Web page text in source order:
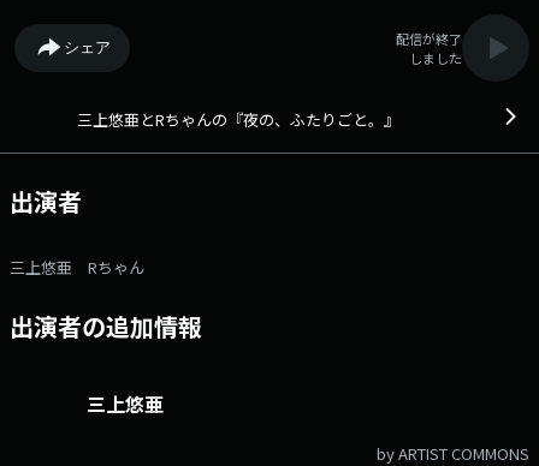
シェア
配信が終了
しました
三上悠亜とRちゃんの『夜の、ふたりごと。』
出演者
三上悠亜 Rちゃん
出演者の追加情報
三上悠亜
by ARTIST COMMONS